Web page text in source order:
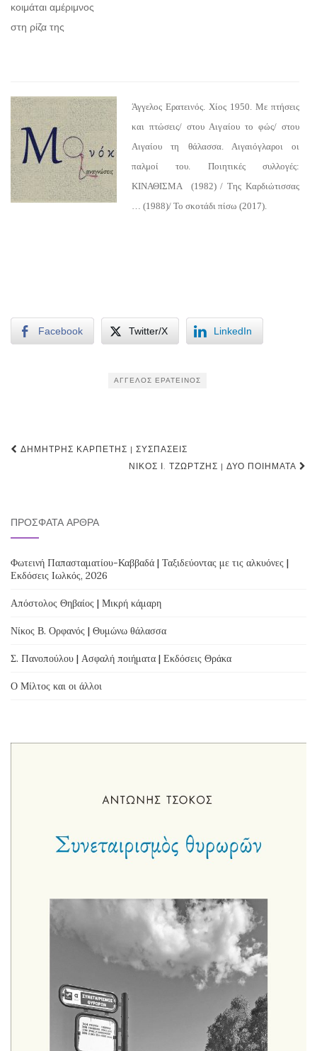
κοιμάται αμέριμνος
στη ρίζα της
Άγγελος Ερατεινός. Χίος 1950. Με πτήσεις
και πτώσεις/ στου Αιγαίου το φώς/ στου
Αιγαίου τη θάλασσα. Αιγαιόγλαροι οι
παλμοί του. Ποιητικές συλλογές:
ΚΙΝΑΘΙΣΜΑ (1982) / Της Καρδιώτισσας
… (1988)/ Το σκοτάδι πίσω (2017).
Facebook Twitter/X LinkedIn
ΆΓΓΕΛΟΣ ΕΡΑΤΕΙΝΌΣ
Post
ΔΗΜΉΤΡΗΣ ΚΑΡΠΈΤΗΣ | ΣΥΣΠΆΣΕΙΣ
ΝΊΚΟΣ Ι. ΤΖΏΡΤΖΗΣ | ΔΎΟ ΠΟΙΉΜΑΤΑ
ΠΡΌΣΦΑΤΑ ΆΡΘΡΑ
Φωτεινή Παπασταματίου-Καββαδά | Ταξιδεύοντας με τις αλκυόνες |
Εκδόσεις Ιωλκός, 2026
Απόστολος Θηβαίος | Μικρή κάμαρη
Νίκος Β. Ορφανός | Θυμώνω θάλασσα
Σ. Πανοπούλου | Ασφαλή ποιήματα | Εκδόσεις Θράκα
Ο Μίλτος και οι άλλοι